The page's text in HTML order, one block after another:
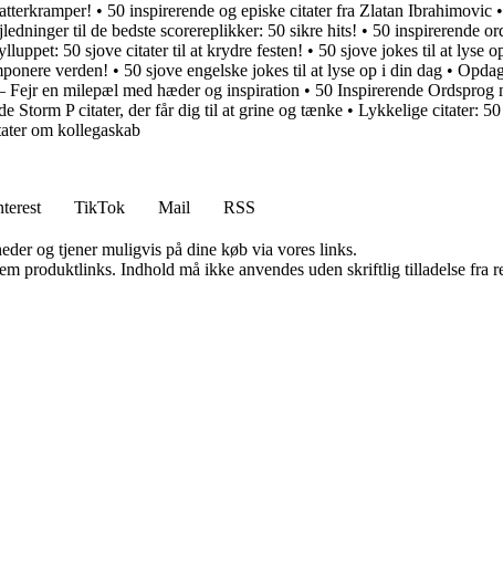
• 50 inspirerende og episke citater fra Zlatan Ibrahimovic •
til de bedste scorereplikker: 50 sikre hits! • 50 inspirerende
50 sjove citater til at krydre festen! • 50 sjove jokes til at lyse
verden! • 50 sjove engelske jokes til at lyse op i din dag •
Fejr en milepæl med hæder og inspiration • 50 Inspirerende
Storm P citater, der får dig til at grine og tænke • Lykkelige citater:
om kollegaskab
TikTok Mail
RSS
og tjener muligvis på dine køb via vores links.
produktlinks. Indhold må ikke anvendes uden skriftlig tilladelse fra